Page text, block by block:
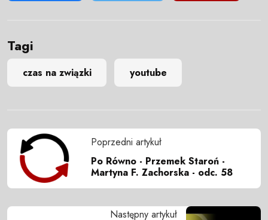
Tagi
czas na związki youtube
Poprzedni artykuł
Po Równo - Przemek Staroń -
Martyna F. Zachorska - odc. 58
Następny artykuł